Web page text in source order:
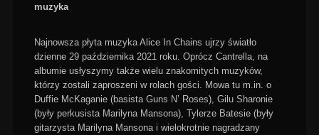
muzyka
Najnowsza płyta muzyka Alice In Chains ujrzy światło
dzienne 29 października 2021 roku. Oprócz Cantrella, na
albumie usłyszymy także wielu znakomitych muzyków,
którzy zostali zaproszeni w rolach gości. Mowa tu m.in. o
Duffie McKaganie (basista Guns N’ Roses), Gilu Sharonie
(były perkusista Marilyna Mansona), Tylerze Batesie (były
gitarzysta Marilyna Mansona i wielokrotnie nagradzany